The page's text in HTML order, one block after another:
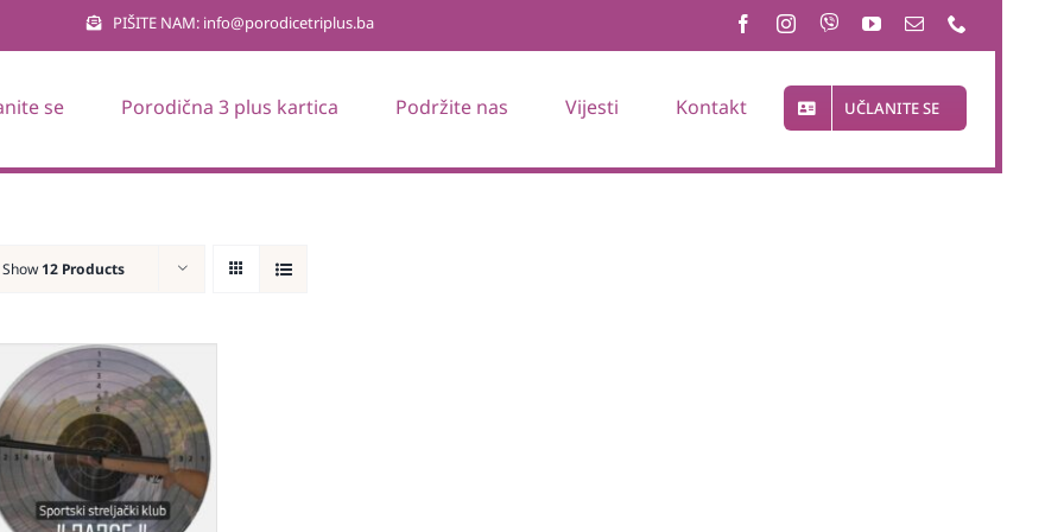
PIŠITE NAM: info@porodicetriplus.ba
se Porodična 3 plus kartica Podržite nas Vijesti Kontakt UČLANITE SE
Show 12 Products